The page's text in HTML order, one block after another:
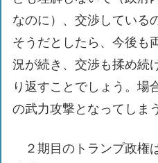
なのに）、交渉している
そうだとしたら、今後も
況が続き、交渉も揉め続
り返すことでしょう。場
の武力攻撃となってしま
２期目のトランプ政権